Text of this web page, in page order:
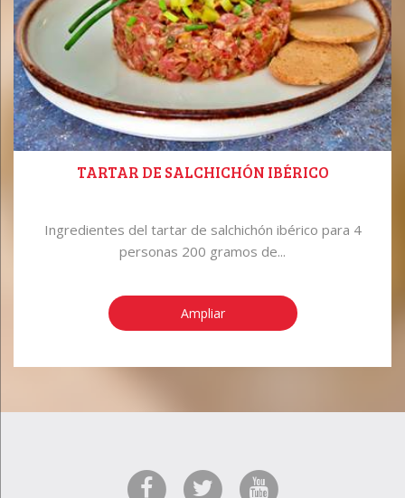
TARTAR DE SALCHICHÓN IBÉRICO
Ingredientes del tartar de salchichón ibérico para 4
personas 200 gramos de...
Ampliar